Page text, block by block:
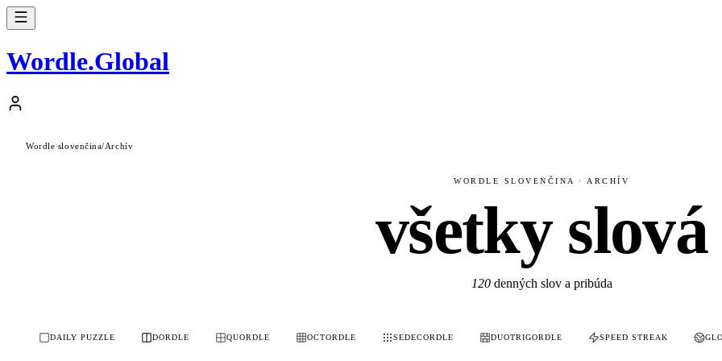
Wordle.Global
Wordle slovenčina/Archív
WORDLE SLOVENČINA · ARCHÍV
všetky slová
120denných slov a pribúda
DAILY PUZZLE DORDLE QUORDLE OCTORDLE SEDECORDLE DUOTRIGORDLE SPEED STREAK